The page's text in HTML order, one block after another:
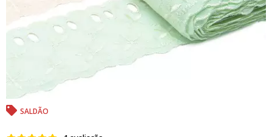
SALDÃO